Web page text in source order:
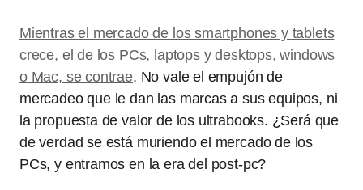
Mientras el mercado de los smartphones y tablets
crece, el de los PCs, laptops y desktops, windows
o Mac, se contrae. No vale el empujón de
mercadeo que le dan las marcas a sus equipos, ni
la propuesta de valor de los ultrabooks. ¿Será que
de verdad se está muriendo el mercado de los
PCs, y entramos en la era del post-pc?